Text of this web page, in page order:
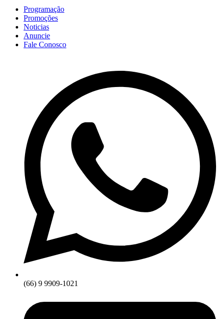
Programação
Promoções
Noticias
Anuncie
Fale Conosco
(66) 9 9909-1021